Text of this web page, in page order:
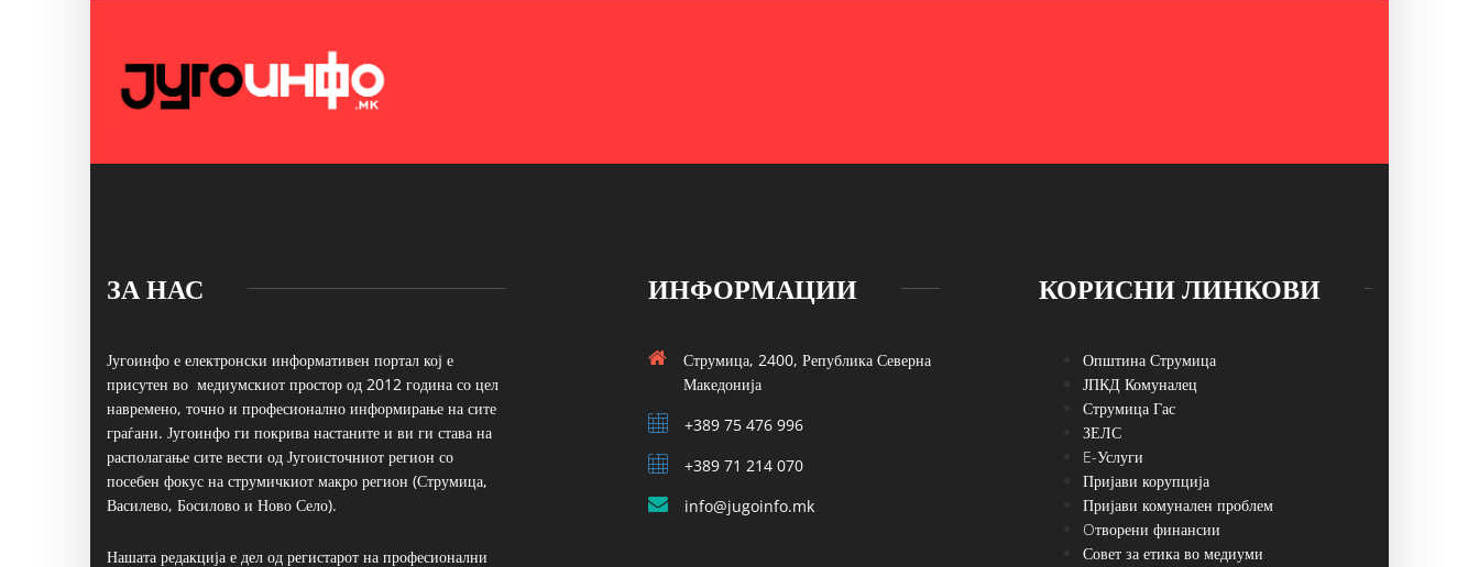
ЗА НАС
Југоинфо е електронски информативен портал кој е
присутен во медиумскиот простор од 2012 година со цел
навремено, точно и професионално информирање на сите
граѓани. Југоинфо ги покрива настаните и ви ги става на
располагање сите вести од Југоисточниот регион со
посебен фокус на струмичкиот макро регион (Струмица,
Василево, Босилово и Ново Село).
Нашата редакција е дел од регистарот на професионални
ИНФОРМАЦИИ
Струмица, 2400, Република Северна
Македонија
+389 75 476 996
+389 71 214 070
info@jugoinfo.mk
КОРИСНИ ЛИНКОВИ
Општина Струмица
ЈПКД Комуналец
Струмица Гас
ЗЕЛС
E-Услуги
Пријави корупција
Пријави комунален проблем
Oтворени финансии
Совет за етика во медиуми